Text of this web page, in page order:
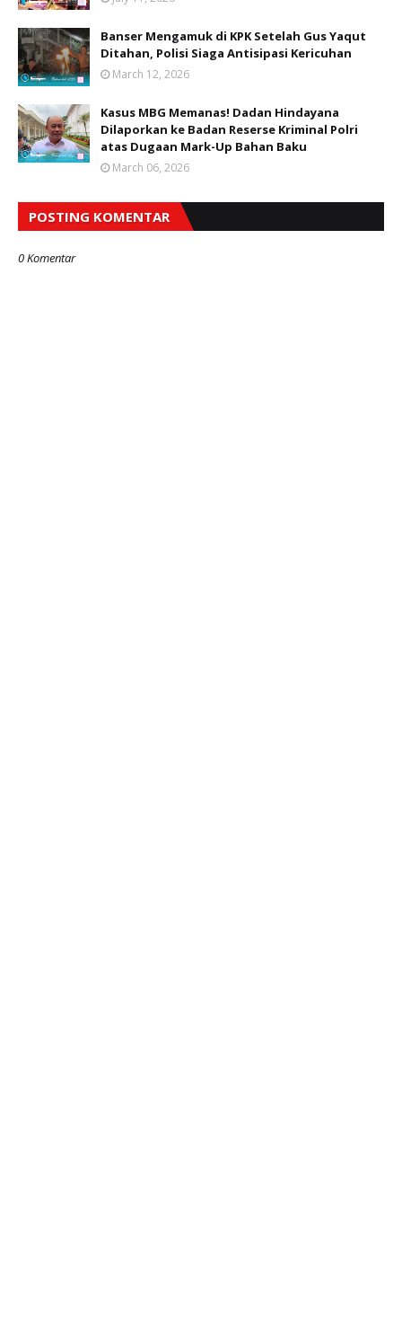
Banser Mengamuk di KPK Setelah Gus Yaqut
Ditahan, Polisi Siaga Antisipasi Kericuhan
March 12, 2026
Kasus MBG Memanas! Dadan Hindayana
Dilaporkan ke Badan Reserse Kriminal Polri
atas Dugaan Mark-Up Bahan Baku
March 06, 2026
POSTING KOMENTAR
0 Komentar